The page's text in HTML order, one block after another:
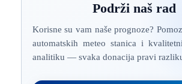
Podrži naš rad
Korisne su vam naše prognoze?
automatskih meteo stanica i
analitiku — svaka donacija pravi